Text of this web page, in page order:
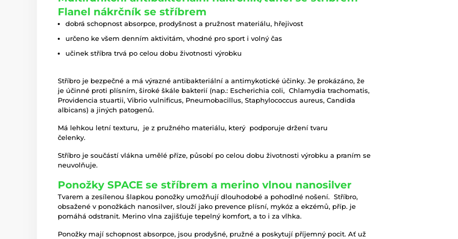
Flanel nákrčník se stříbrem
dobrá schopnost absorpce, prodyšnost a pružnost materiálu, hřejivost
určeno ke všem denním aktivitám, vhodné pro sport i volný čas
učinek stříbra trvá po celou dobu životnosti výrobku
Stříbro je bezpečné a má výrazné antibakteriální a antimykotické účinky. Je prokázáno, že
je účinné proti plísním, široké škále bakterií (nap.: Escherichia coli, Chlamydia trachomatis,
Providencia stuartii, Vibrio vulnificus, Pneumobacillus, Staphylococcus aureus, Candida
albicans) a jiných patogenů.
Má lehkou letní texturu, je z pružného materiálu, který podporuje držení tvaru
čelenky.
Stříbro je součástí vlákna umělé příze, působí po celou dobu životnosti výrobku a praním se
neuvolňuje.
Ponožky SPACE se stříbrem a merino vlnou nanosilver
Tvarem a zesílenou šlapkou ponožky umožňují dlouhodobé a pohodlné nošení. Stříbro,
obsažené v ponožkách nanosilver, slouží jako prevence plísní, mykóz a ekzémů, příp. je
pomáhá odstranit. Merino vlna zajišťuje tepelný komfort, a to i za vlhka.
Ponožky mají schopnost absorpce, jsou prodyšné, pružné a poskytují příjemný pocit. Ať už